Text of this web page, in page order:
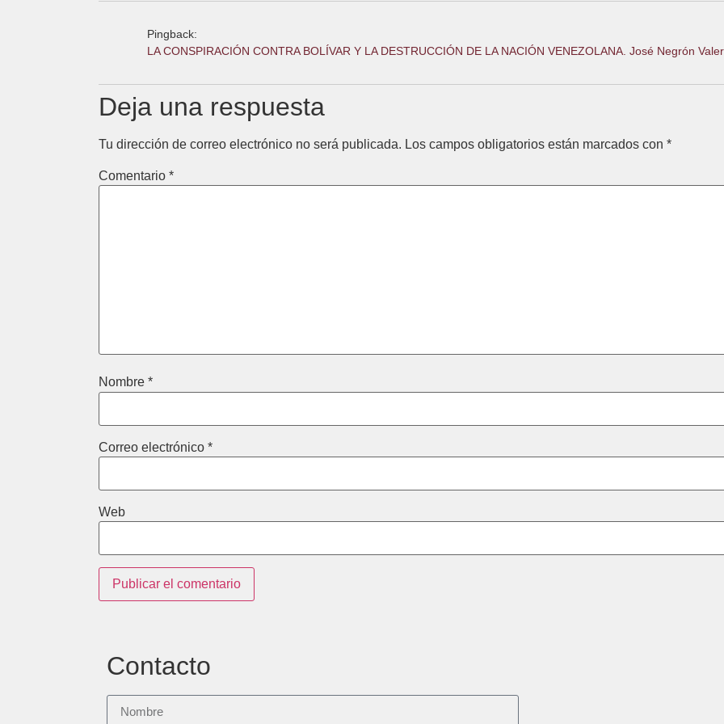
Pingback:
LA CONSPIRACIÓN CONTRA BOLÍVAR Y LA DESTRUCCIÓN DE LA NACIÓN VENEZOLANA. José Negrón
Deja una respuesta
Tu dirección de correo electrónico no será publicada. Los campos obligatorios están marcados con *
Comentario *
Nombre *
Correo electrónico *
Web
Contacto